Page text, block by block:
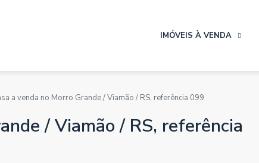
IMÓVEIS À VENDA
a venda no Morro Grande / Viamão / RS, referência 099
/ Viamão / RS, referência